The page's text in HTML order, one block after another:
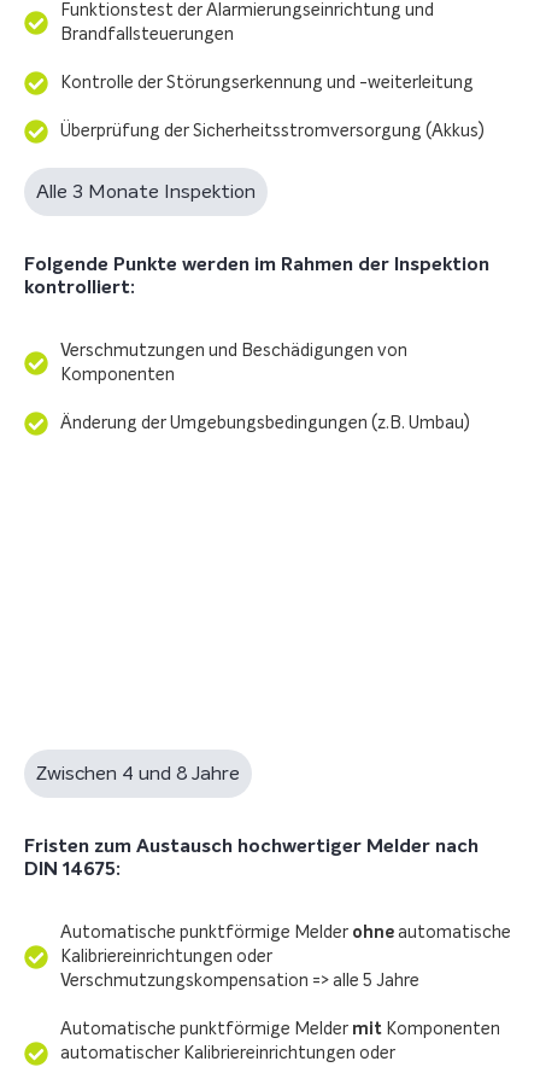
Funktionstest der Alarmierungseinrichtung und
Brandfallsteuerungen
Kontrolle der Störungserkennung und -weiterleitung
Überprüfung der Sicherheitsstromversorgung (Akkus)
Alle 3 Monate Inspektion
Folgende Punkte werden im Rahmen der Inspektion
kontrolliert:
Verschmutzungen und Beschädigungen von
Komponenten
Änderung der Umgebungsbedingungen (z.B. Umbau)
Zwischen 4 und 8 Jahre
Fristen zum Austausch hochwertiger Melder nach
DIN 14675:
Automatische punktförmige Melder ohne automatische
Kalibriereinrichtungen oder
Verschmutzungskompensation => alle 5 Jahre
Automatische punktförmige Melder mit Komponenten
automatischer Kalibriereinrichtungen oder